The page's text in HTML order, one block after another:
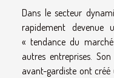
Dans le secteur
rapidement devenue
« tendance du
autres entreprises.
avant-gardiste ont